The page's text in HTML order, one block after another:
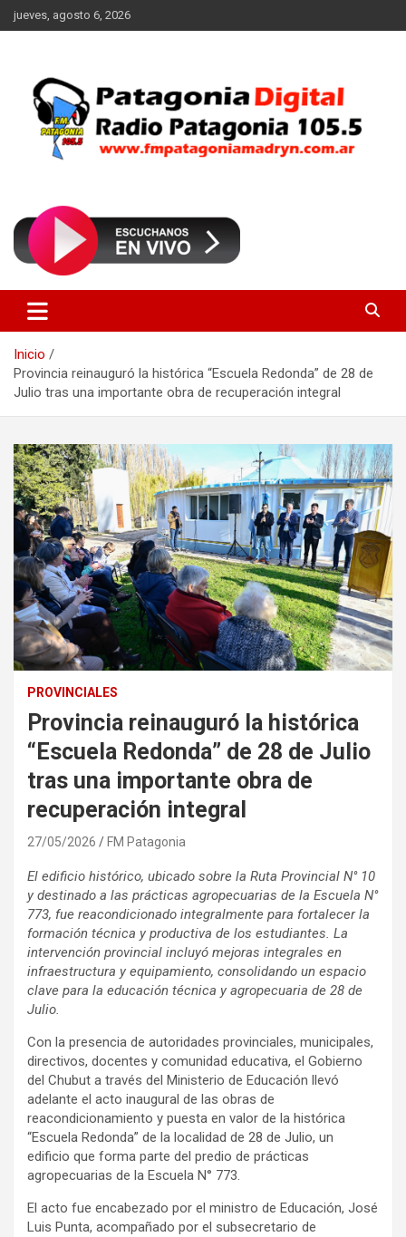
Saltar
al
jueves, agosto 6, 2026
FM Patagonia Madryn
Inicio
Provincia reinauguró la histórica “Escuela Redonda” de 28 de
Julio tras una importante obra de recuperación integral
PROVINCIALES
Provincia reinauguró la histórica
“Escuela Redonda” de 28 de Julio
tras una importante obra de
recuperación integral
27/05/2026 FM Patagonia
El edificio histórico, ubicado sobre la Ruta Provincial N° 10
y destinado a las prácticas agropecuarias de la Escuela N°
773, fue reacondicionado integralmente para fortalecer la
formación técnica y productiva de los estudiantes. La
intervención provincial incluyó mejoras integrales en
infraestructura y equipamiento, consolidando un espacio
clave para la educación técnica y agropecuaria de 28 de
Julio.
Con la presencia de autoridades provinciales, municipales,
directivos, docentes y comunidad educativa, el Gobierno
del Chubut a través del Ministerio de Educación llevó
adelante el acto inaugural de las obras de
reacondicionamiento y puesta en valor de la histórica
“Escuela Redonda” de la localidad de 28 de Julio, un
edificio que forma parte del predio de prácticas
agropecuarias de la Escuela N° 773.
El acto fue encabezado por el ministro de Educación, José
Luis Punta, acompañado por el subsecretario de